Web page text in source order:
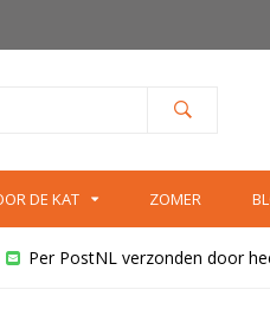
DE KAT ZOMER
Per PostNL verzonden door